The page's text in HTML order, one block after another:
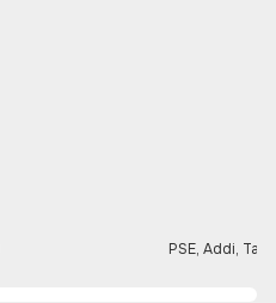
PSE, Addi,